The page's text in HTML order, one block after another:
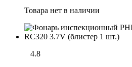
Товара нет в наличии
4.8